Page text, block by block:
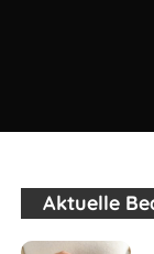
Aktuelle